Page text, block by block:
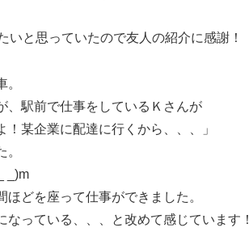
いと思っていたので友人の紹介に感謝！
、駅前で仕事をしているＫさんが
！某企業に配達に行くから、、、」
_)m
どを座って仕事ができました。
なっている、、、と改めて感じています！